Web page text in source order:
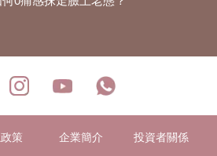
策 企業簡介 投資者關係